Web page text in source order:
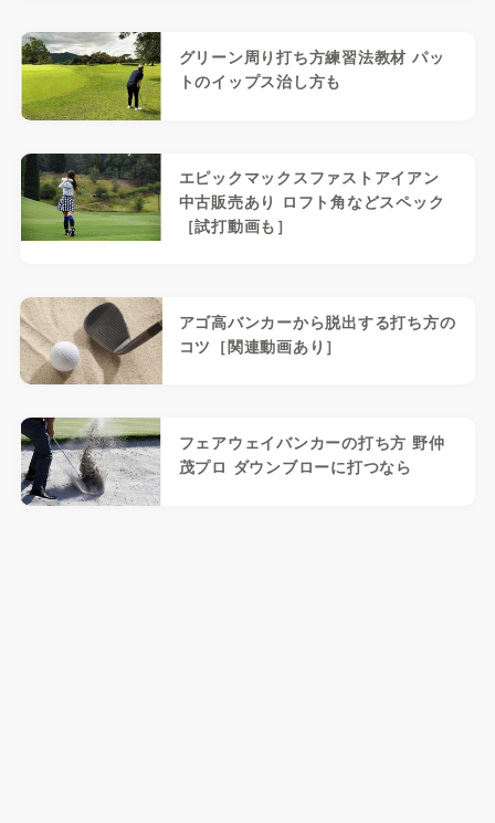
グリーン周り打ち方練習法教材 パッ
トのイップス治し方も
エピックマックスファストアイアン
中古販売あり ロフト角などスペック
［試打動画も］
アゴ高バンカーから脱出する打ち方の
コツ［関連動画あり］
フェアウェイバンカーの打ち方 野仲
茂プロ ダウンブローに打つなら